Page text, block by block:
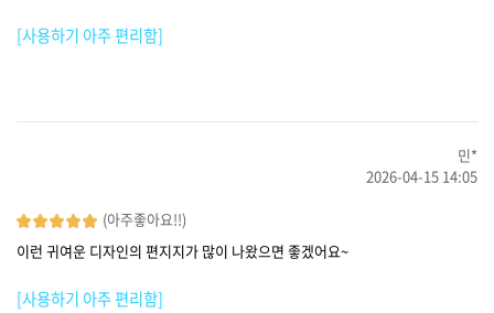
[사용하기 아주 편리함]
민*
2026-04-15 14:05
(아주좋아요!!)
이런 귀여운 디자인의 편지지가 많이 나왔으면 좋겠어요~
[사용하기 아주 편리함]